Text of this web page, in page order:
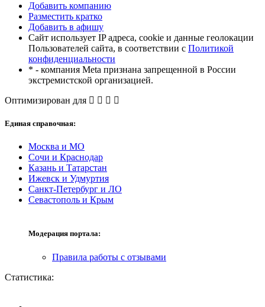
Добавить компанию
Разместить кратко
Добавить в афишу
Сайт использует IP адреса, cookie и данные геолокации
Пользователей сайта, в соответствии с Политикой
конфиденциальности
* - компания Meta признана запрещенной в России
экстремистской организацией.
Оптимизирован для
Единая справочная:
Москва и МО
Сочи и Краснодар
Казань и Татарстан
Ижевск и Удмуртия
Санкт-Петербург и ЛО
Севастополь и Крым
Модерация портала:
Правила работы с отзывами
Статистика: